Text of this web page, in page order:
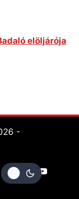
elöljárója
-